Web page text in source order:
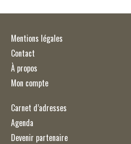
Mentions légales
Contact
À propos
Mon compte
Carnet d’adresses
Agenda
Devenir partenaire